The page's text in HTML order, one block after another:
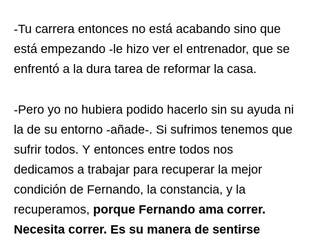
-Tu carrera entonces no está acabando sino que
está empezando -le hizo ver el entrenador, que se
enfrentó a la dura tarea de reformar la casa.
-Pero yo no hubiera podido hacerlo sin su ayuda ni
la de su entorno -añade-. Si sufrimos tenemos que
sufrir todos. Y entonces entre todos nos
dedicamos a trabajar para recuperar la mejor
condición de Fernando, la constancia, y la
recuperamos, porque Fernando ama correr.
Necesita correr. Es su manera de sentirse